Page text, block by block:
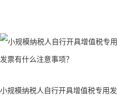
小规模纳税人自行开具增值税专用发